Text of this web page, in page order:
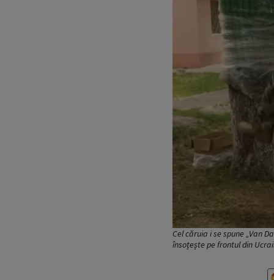
Cel căruia i se spune „Van
însoțește pe frontul din